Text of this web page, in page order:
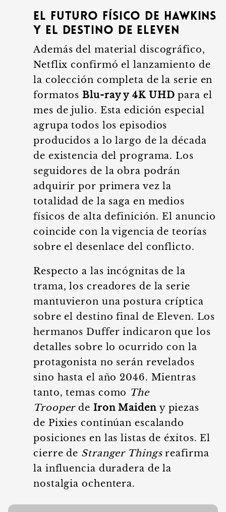
El futuro físico de Hawkins
y el destino de Eleven
Además del material discográfico,
Netflix confirmó el lanzamiento de
la colección completa de la serie en
formatosBlu-ray y 4K UHD para el
mes de julio. Esta edición especial
agrupa todos los episodios
producidos a lo largo de la década
de existencia del programa. Los
seguidores de la obra podrán
adquirir por primera vez la
totalidad de la saga en medios
físicos de alta definición. El anuncio
coincide con la vigencia de teorías
sobre el desenlace del conflicto.
Respecto a las incógnitas de la
trama, los creadores de la serie
mantuvieron una postura críptica
sobre el destino final de Eleven. Los
hermanos Duffer indicaron que los
detalles sobre lo ocurrido con la
protagonista no serán revelados
sino hasta el año 2046. Mientras
tanto, temas como The
Trooperde Iron Maideny piezas
de Pixies continúan escalando
posiciones en las listas de éxitos. El
cierre de Stranger Thingsreafirma
la influencia duradera de la
nostalgia ochentera.